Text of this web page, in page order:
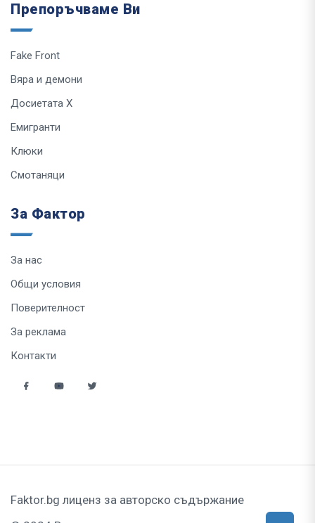
Препоръчваме Ви
Fake Front
Вяра и демони
Досиетата Х
Емигранти
Клюки
Смотаняци
За Фактор
За нас
Общи условия
Поверителност
За реклама
Контакти
Faktor.bg лиценз за авторско съдържание